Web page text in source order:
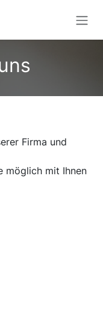
Firma und
möglich mit Ihnen